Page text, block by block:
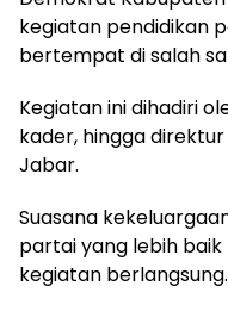
kegiatan pendidikan
bertempat di salah
Kegiatan ini dihadiri
kader, hingga
Jabar.
Suasana
partai yang lebih
kegiatan berlangsung.